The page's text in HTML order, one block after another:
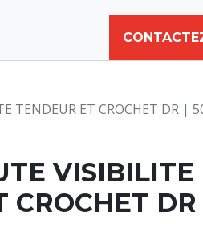
CORDE
TENDEUR ET CROCHET DR |
VISIBILITE
CROCHET